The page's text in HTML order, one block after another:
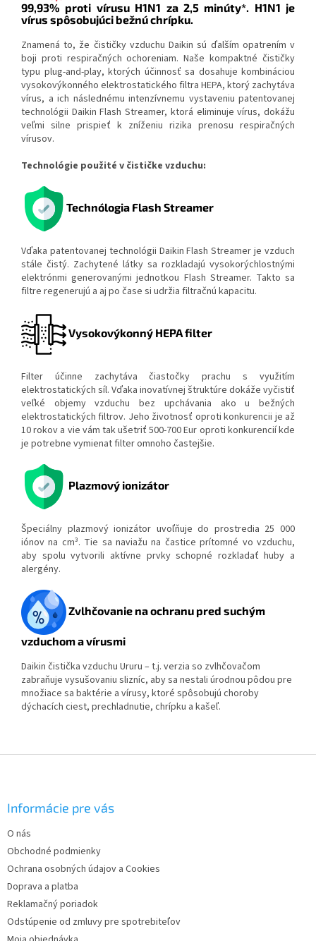
99,93% proti vírusu H1N1 za 2,5 minúty*. H1N1 je
vírus spôsobujúci bežnú chrípku.
Znamená to, že čističky vzduchu Daikin sú ďalším opatrením v
boji proti respiračných ochoreniam. Naše kompaktné čističky
typu plug-and-play, ktorých účinnosť sa dosahuje kombináciou
vysokovýkonného elektrostatického filtra HEPA, ktorý zachytáva
vírus, a ich následnému intenzívnemu vystaveniu patentovanej
technológii Daikin Flash Streamer, ktorá eliminuje vírus, dokážu
veľmi silne prispieť k zníženiu rizika prenosu respiračných
vírusov.
Technológie použité v čističke vzduchu:
Technólogia Flash Streamer
Vďaka patentovanej technológii Daikin Flash Streamer je vzduch
stále čistý. Zachytené látky sa rozkladajú vysokorýchlostnými
elektrónmi generovanými jednotkou Flash Streamer. Takto sa
filtre regenerujú a aj po čase si udržia filtračnú kapacitu.
Vysokovýkonný HEPA filter
Filter účinne zachytáva čiastočky prachu s využitím
elektrostatických síl. Vďaka inovatívnej štruktúre dokáže vyčistiť
veľké objemy vzduchu bez upchávania ako u bežných
elektrostatických filtrov. Jeho životnosť oproti konkurencii je až
10 rokov a vie vám tak ušetriť 500-700 Eur oproti konkurencií kde
je potrebne vymienat filter omnoho častejšie.
Plazmový ionizátor
Špeciálny plazmový ionizátor uvoľňuje do prostredia 25 000
iónov na cm³. Tie sa naviažu na častice prítomné vo vzduchu,
aby spolu vytvorili aktívne prvky schopné rozkladať huby a
alergény.
Zvlhčovanie na ochranu pred suchým
vzduchom a vírusmi
Daikin čistička vzduchu Ururu – t.j. verzia so zvlhčovačom
zabraňuje vysušovaniu slizníc, aby sa nestali úrodnou pôdou pre
množiace sa baktérie a vírusy, ktoré spôsobujú choroby
dýchacích ciest, prechladnutie, chrípku a kašeľ.
Informácie pre vás
O nás
Obchodné podmienky
Ochrana osobných údajov a Cookies
Doprava a platba
Reklamačný poriadok
Odstúpenie od zmluvy pre spotrebiteľov